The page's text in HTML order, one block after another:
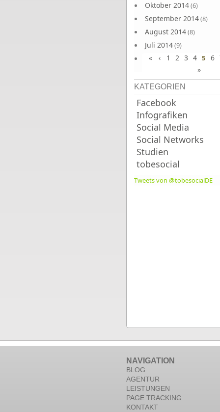
Oktober 2014(6)
September 2014(8)
August 2014(8)
Juli 2014(9)
Juni 2014(8)
« ‹ 1 2 3 4 5 6
»
KATEGORIEN
Facebook
Infografiken
Social Media
Social Networks
Studien
tobesocial
Tweets von @tobesocialDE
NAVIGATION
BLOG
AGENTUR
LEISTUNGEN
PAGE TRACKING
KONTAKT